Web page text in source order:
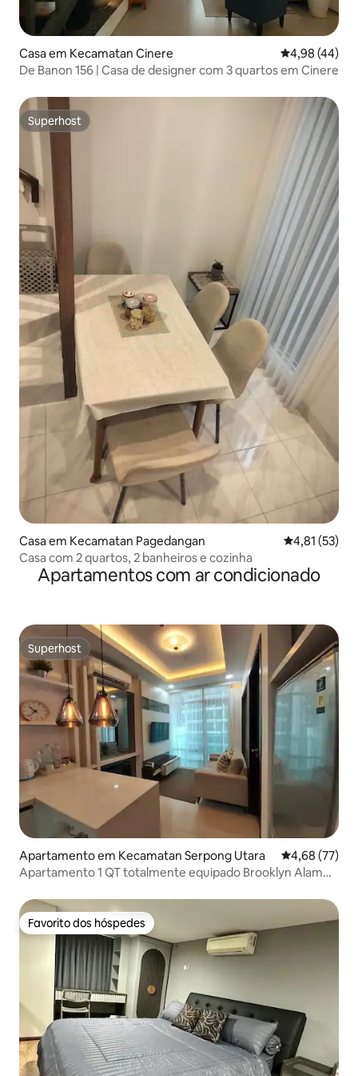
Casa em Kecamatan Cinere Classificação
4,98 (44)
De Banon 156 | Casa de designer com 3 quartos em Cinere
Superhost
Superhost
Casa em Kecamatan Pagedangan Classificação
4,81 (53)
Casa com 2 quartos, 2 banheiros e cozinha
Apartamentos com ar condicionado
Superhost
Superhost
Apartamento em Kecamatan Serpong Utara Classificação
4,68 (77)
Apartamento 1 QT totalmente equipado Brooklyn Alam
Favorito dos hóspedes
Favorito dos hóspedes